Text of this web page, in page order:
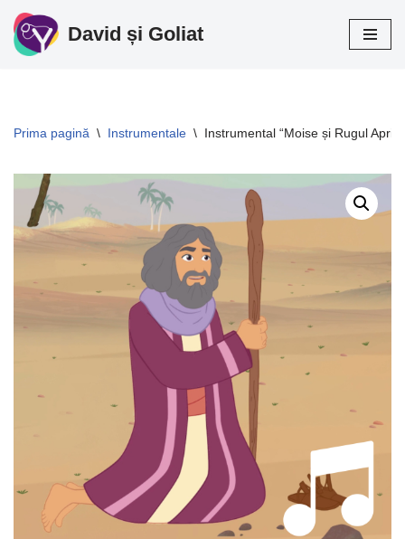
Sari
David și Goliat
Prima pagină \ Instrumentale \ Instrumental “Moise și Rugul